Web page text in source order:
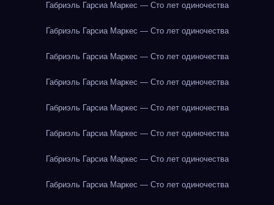
Габриэль Гарсиа Маркес — Сто лет одиночества
Габриэль Гарсиа Маркес — Сто лет одиночества
Габриэль Гарсиа Маркес — Сто лет одиночества
Габриэль Гарсиа Маркес — Сто лет одиночества
Габриэль Гарсиа Маркес — Сто лет одиночества
Габриэль Гарсиа Маркес — Сто лет одиночества
Габриэль Гарсиа Маркес — Сто лет одиночества
Габриэль Гарсиа Маркес — Сто лет одиночества